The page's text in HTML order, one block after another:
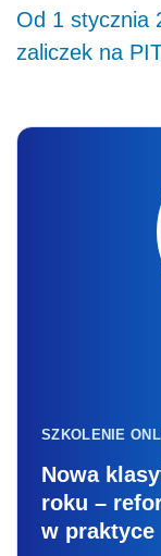
Od 1 stycznia
zaliczek na
SZKOLENIE
Nowa
roku –
w praktyce